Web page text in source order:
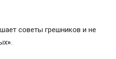
советы грешников и не
».